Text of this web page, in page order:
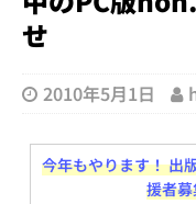
せ
2010年5月1日
今年もやります！ 出
援者